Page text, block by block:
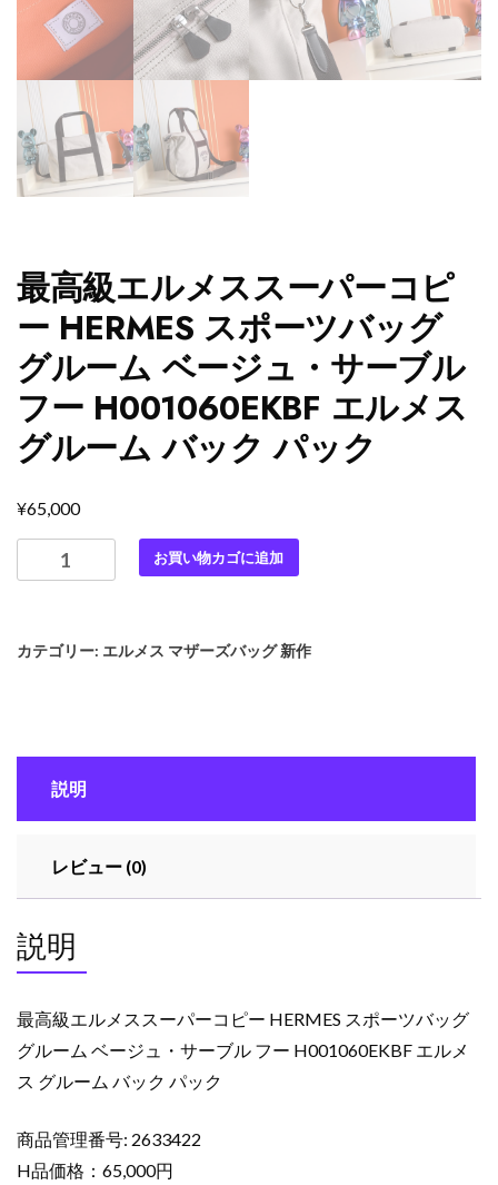
最高級エルメススーパーコピ
ー HERMES スポーツバッグ
グルーム ベージュ・サーブル
フー H001060EKBF エルメス
グルーム バック パック
¥65,000
高
ル
ー
ー
ー
ス
ポ
ツ
バ
ッ
グ
ル
お買い物カゴに追加
カテゴリー: エルメス マザーズバッグ 新作
説明
レビュー (0)
説明
最高級エルメススーパーコピー HERMES スポーツバッグ
グルーム ベージュ・サーブル フー H001060EKBF エルメ
ス グルーム バック パック
商品管理番号: 2633422
H品価格：65,000円